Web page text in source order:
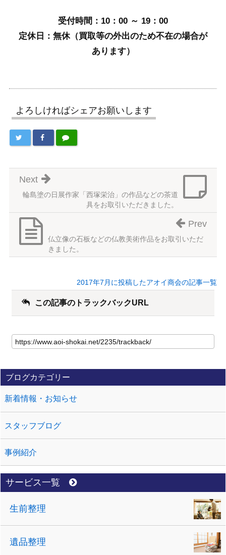
受付時間：10：00 ～ 19：00
定休日：無休（買取等の外出のため不在の場合が
あります）
よろしければシェアお願いします
輪島塗の日展作家「西塚栄治」の作品などの茶道
具をお取引いただきました。
Next
仏立像の石板などの仏教美術作品をお取引いただ
きました。
Prev
2017年7月に投稿したアオイ商会の記事一覧
この記事のトラックバックURL
ブログカテゴリー
新着情報・お知らせ
スタッフブログ
事例紹介
サービス一覧
生前整理
遺品整理